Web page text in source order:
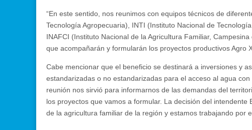
“En este sentido, nos reunimos con equipos técnicos de
Tecnología Agropecuaria), INTI (Instituto Nacional de
INAFCI (Instituto Nacional de la Agricultura Familiar,
que acompañarán y formularán los proyectos productivos Agro
Cabe mencionar que el beneficio se destinará a inversiones y
estandarizadas o no estandarizadas para el acceso al agua
reunión nos sirvió para informarnos de las demandas del
los proyectos que vamos a formular. La decisión del
de la agricultura familiar de la región y estamos trabajando por